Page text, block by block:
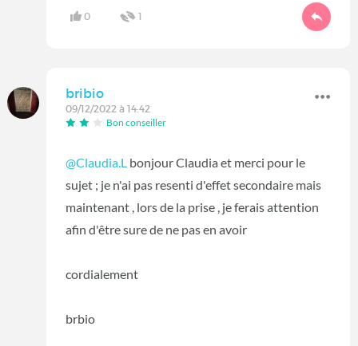
0 1
bribio
09/12/2022 à 14:42
Bon conseiller
@Claudia.L bonjour Claudia et merci pour le
sujet ; je n'ai pas resenti d'effet secondaire mais
maintenant , lors de la prise , je ferais attention
afin d'être sure de ne pas en avoir
cordialement
brbio